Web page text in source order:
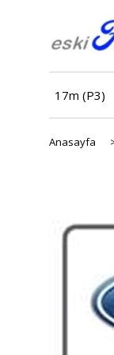
17m (P3)
Anasayfa